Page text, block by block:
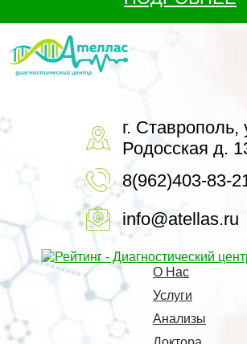
г. Ставрополь,
Родосская д.
8(962)403-83-
info@atellas.ru
О Нас
Услуги
Анализы